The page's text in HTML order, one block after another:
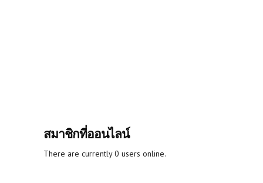
สมาชิกที่ออนไลน์
There are currently 0 users online.